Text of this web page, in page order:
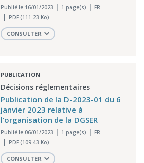
Publié le 16/01/2023 1 page(s)
FR
PDF (111.23 Ko)
CONSULTER
PUBLICATION
Décisions réglementaires
Publication de la D-2023-01 du 6
janvier 2023 relative à
l’organisation de la DGSER
Publié le 06/01/2023 1 page(s)
FR
PDF (109.43 Ko)
CONSULTER